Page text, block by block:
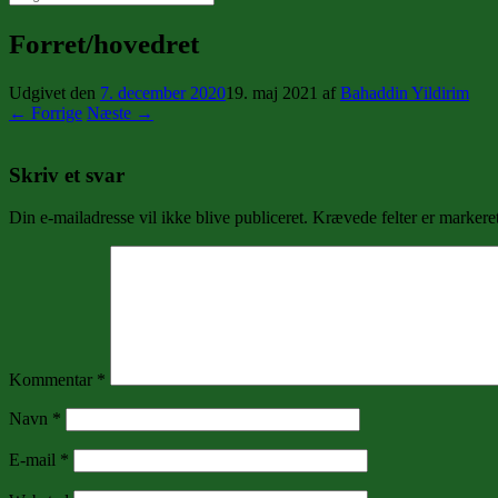
efter:
Forret/hovedret
Udgivet den 7. december 202019. maj 2021 afBahaddin Yildirim
← Forrige Næste →
Skriv et svar
Din e-mailadresse vil ikke blive publiceret. Krævede felter er
Kommentar *
Navn *
E-mail *